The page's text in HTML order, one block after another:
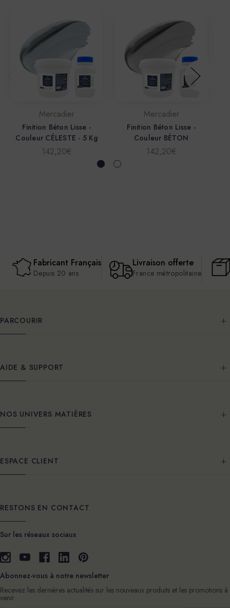
Mercadier
Finition Béton Lisse -
Couleur CÉLESTE - 5 Kg
142,20€
Mercadier
Finition Béton Lisse -
Couleur BÉTON
142,20€
Fabricant Français
Depuis 20 ans
Livraison offerte
France métropolitaine
PARCOURIR
AIDE & SUPPORT
NOS UNIVERS MATIÈRES
ESPACE CLIENT
RESTONS EN CONTACT
Sur les réseaux sociaux
Abonnez-vous à notre newsletter
Recevez les dernières actualités sur les nouveaux produits et les promotions à
venir